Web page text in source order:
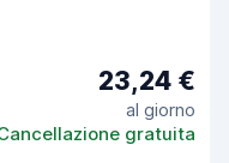
23,24 €
al giorno
gratuita